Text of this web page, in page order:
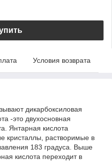
Условия возврата
дикарбоксиловая
-это двухосновная
Янтарная кислота
кристаллы, растворимые в
183 градуса. Выше
кислота переходит в